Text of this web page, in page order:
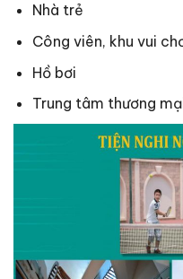
Nhà trẻ
Công viên, khu vui
Hồ bơi
Trung tâm thương